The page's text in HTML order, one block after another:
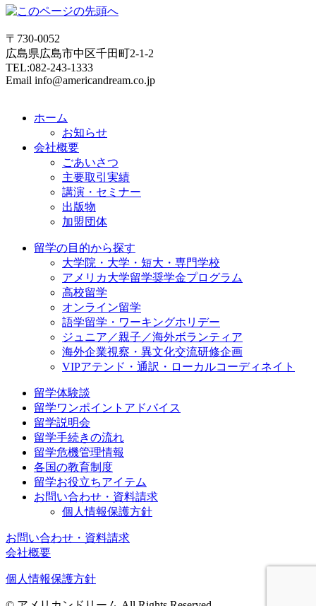
〒730-0052
広島県広島市中区千田町2-1-2
TEL:082-243-1333
Email info@americandream.co.jp
ホーム
お知らせ
会社概要
ごあいさつ
主要取引実績
講演・セミナー
出版物
加盟団体
留学の目的から探す
大学院・大学・短大・専門学校
アメリカ大学留学奨学金プログラム
高校留学
オンライン留学
語学留学・ワーキングホリデー
ジュニア／親子／海外ボランティア
海外企業視察・異文化交流研修企画
VIPアテンド・通訳・ローカルコーディネイト
留学体験談
留学ワンポイントアドバイス
留学説明会
留学手続きの流れ
留学危機管理情報
各国の教育制度
留学お役立ちアイテム
お問い合わせ・資料請求
個人情報保護方針
お問い合わせ・資料請求
会社概要
個人情報保護方針